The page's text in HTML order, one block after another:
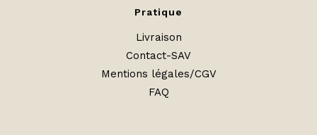
Pratique
Livraison
Contact-SAV
Mentions légales/CGV
FAQ